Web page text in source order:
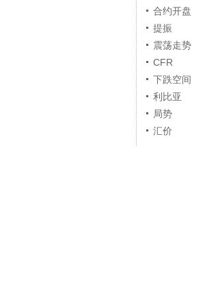
合约开盘
提振
震荡走势
CFR
下跌空间
利比亚
局势
汇价